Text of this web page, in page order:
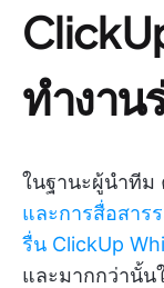
ทำงาน
ในฐานะผู้นำที
และการสื่อสาร
รื่น ClickUp
และมากกว่านั้